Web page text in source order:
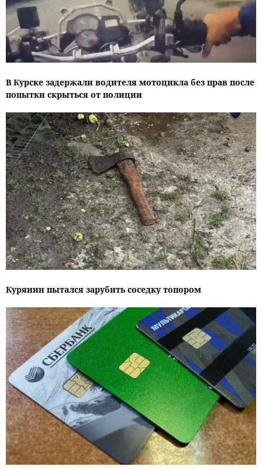
В Курске задержали водителя мотоцикла без прав после
попытки скрыться от полиции
Курянин пытался зарубить соседку топором